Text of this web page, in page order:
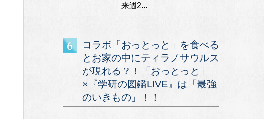
来週2...
コラボ「おっとっと」を食べる
とお家の中にティラノサウルス
が現れる？！「おっとっと」
×『学研の図鑑LIVE』は「最強
のいきもの」！！